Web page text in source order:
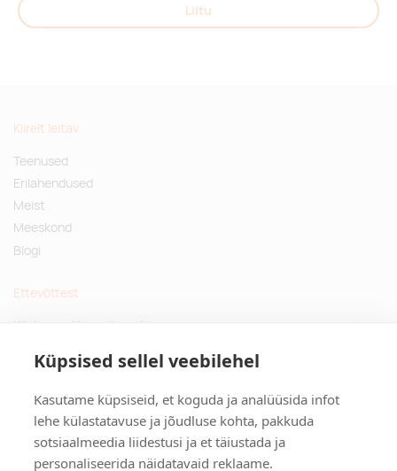
Küpsised sellel veebilehel
Kasutame küpsiseid, et koguda ja analüüsida infot
lehe külastatavuse ja jõudluse kohta, pakkuda
sotsiaalmeedia liidestusi ja et täiustada ja
personaliseerida näidatavaid reklaame.
Liitu
Kiirelt leitav
Teenused
Erilahendused
Meist
Meeskond
Blogi
Ettevõttest
Küsimused ja vastused
Privaatsuspoliitika
Kontakt
Tulika põik 3, Tallinn
info@kinkston.ee